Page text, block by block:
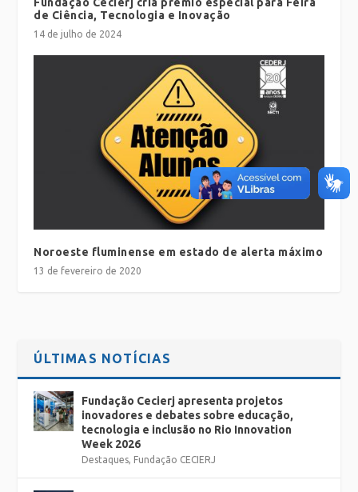
de Ciência, Tecnologia e Inovação
14 de julho de 2024
Noroeste fluminense em estado de alerta máximo
13 de fevereiro de 2020
ÚLTIMAS NOTÍCIAS
Fundação Cecierj apresenta projetos
inovadores e debates sobre educação,
tecnologia e inclusão no Rio Innovation
Week 2026
Destaques, Fundação CECIERJ